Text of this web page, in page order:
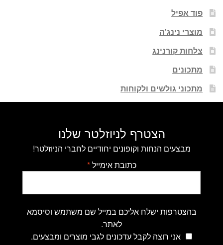
פוד אפיל
מוצרי נינג'ה
צלחות קורנינג
מתכונים
מתכוני גולשים ולקוחות
הצטרף לניוזלטר שלנו
מבצעים הנחות וקופונים יחודיים לחברי הניוזלטר!
כתובת אימייל*
בהצטרפות ישלח אליכם במייל שם משתמש וסיסמא
לאתר.
אני רוצה לקבל עדכונים לגבי מוצרים ומבצעים.